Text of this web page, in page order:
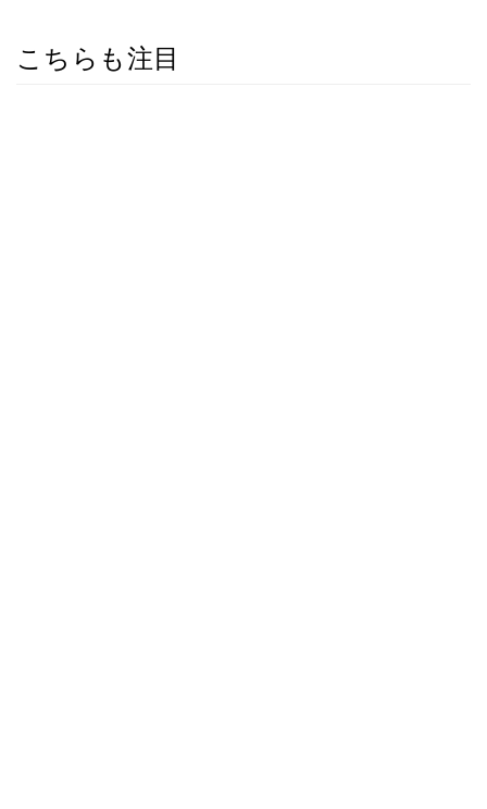
こちらも注目